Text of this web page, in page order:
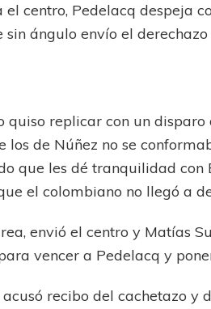
centro, Pedelacq despeja
ángulo envío el
replicar con un disparo
los de Núñez no se
que les dé tranquilidad con
el colombiano no llegó a
envió el centro y Matías
vencer a Pedelacq y
recibo del cachetazo y